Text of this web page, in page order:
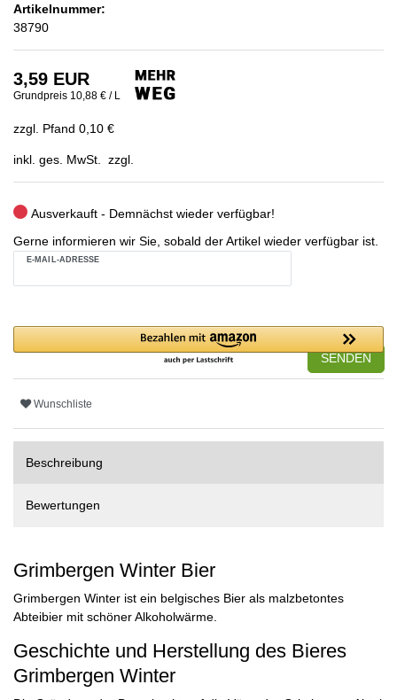
Artikelnummer:
38790
3,59 EUR
Grundpreis 10,88 € / L
zzgl. Pfand 0,10 €
inkl. ges. MwSt. zzgl.
Ausverkauft - Demnächst wieder verfügbar!
Gerne informieren wir Sie, sobald der Artikel wieder verfügbar ist.
E-MAIL-ADRESSE
SENDEN
Wunschliste
Beschreibung
Bewertungen
Grimbergen Winter Bier
Grimbergen Winter ist ein belgisches Bier als malzbetontes
Abteibier mit schöner Alkoholwärme.
Geschichte und Herstellung des Bieres
Grimbergen Winter